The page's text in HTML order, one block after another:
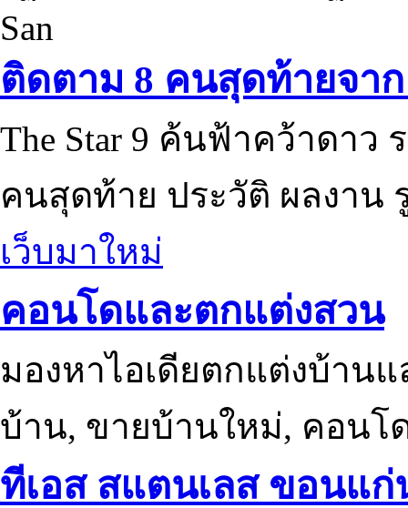
San
ติดตาม 8 คนสุดท้ายจาก
The Star 9 ค้นฟ้าคว้าดาว
คนสุดท้าย ประวัติ ผลงาน
เว็บมาใหม่
คอนโดและตกแต่งสวน
มองหาไอเดียตกแต่งบ้าน
บ้าน, ขายบ้านใหม่, คอนโ
ทีเอส สแตนเลส ขอนแก่